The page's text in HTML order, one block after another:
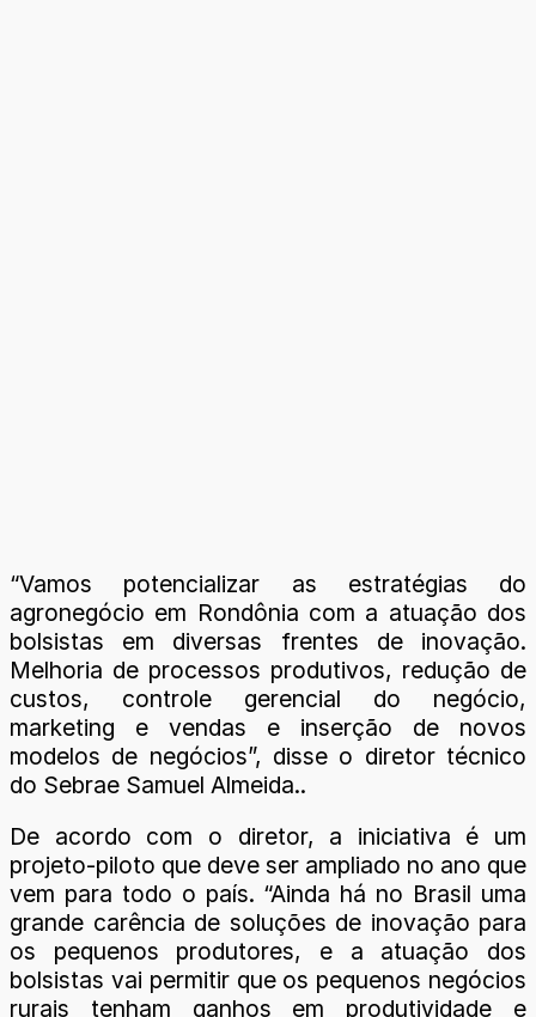
“Vamos potencializar as estratégias do
agronegócio em Rondônia com a atuação dos
bolsistas em diversas frentes de inovação.
Melhoria de processos produtivos, redução de
custos, controle gerencial do negócio,
marketing e vendas e inserção de novos
modelos de negócios”, disse o diretor técnico
do Sebrae Samuel Almeida..
De acordo com o diretor, a iniciativa é um
projeto-piloto que deve ser ampliado no ano que
vem para todo o país. “Ainda há no Brasil uma
grande carência de soluções de inovação para
os pequenos produtores, e a atuação dos
bolsistas vai permitir que os pequenos negócios
rurais tenham ganhos em produtividade e